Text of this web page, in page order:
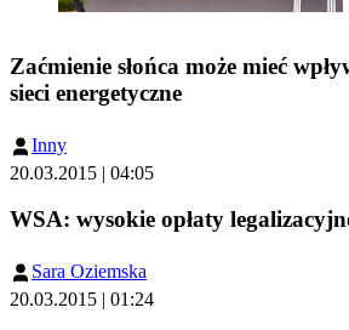
Zaćmienie słońca może mieć
sieci energetyczne
Inny
20.03.2015 | 04:05
WSA: wysokie opłaty
Sara Oziemska
20.03.2015 | 01:24